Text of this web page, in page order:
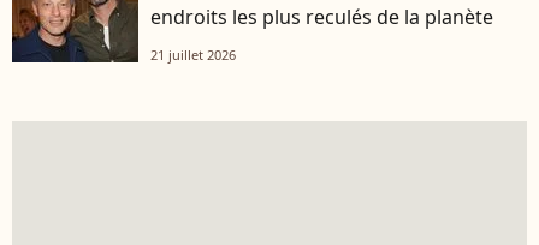
endroits les plus reculés de la planète
21 juillet 2026